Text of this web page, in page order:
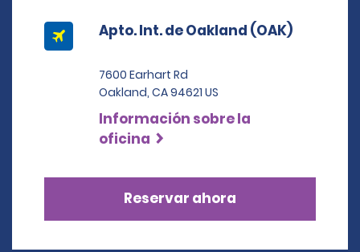
Apto. Int. de Oakland (OAK)
7600 Earhart Rd
Oakland, CA 94621 US
Información sobre la
oficina
Reservar ahora